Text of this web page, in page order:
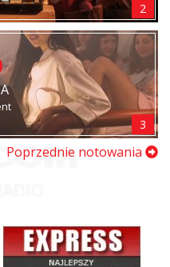
2
3
Poprzednie notowania